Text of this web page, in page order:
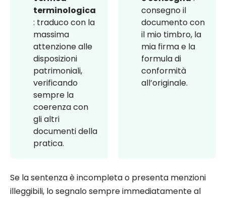
terminologica
: traduco con la
massima
attenzione alle
disposizioni
patrimoniali,
verificando
sempre la
coerenza con
gli altri
documenti della
pratica.
consegno il
documento con
il mio timbro, la
mia firma e la
formula di
conformità
all’originale.
Se la sentenza è incompleta o presenta menzioni
illeggibili, lo segnalo sempre immediatamente al